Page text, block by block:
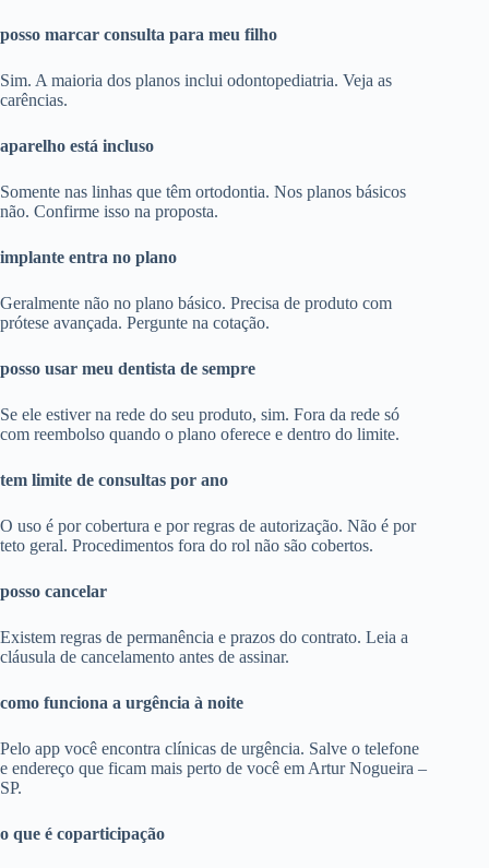
posso marcar consulta para meu filho
Sim. A maioria dos planos inclui odontopediatria. Veja as
carências.
aparelho está incluso
Somente nas linhas que têm ortodontia. Nos planos básicos
não. Confirme isso na proposta.
implante entra no plano
Geralmente não no plano básico. Precisa de produto com
prótese avançada. Pergunte na cotação.
posso usar meu dentista de sempre
Se ele estiver na rede do seu produto, sim. Fora da rede só
com reembolso quando o plano oferece e dentro do limite.
tem limite de consultas por ano
O uso é por cobertura e por regras de autorização. Não é por
teto geral. Procedimentos fora do rol não são cobertos.
posso cancelar
Existem regras de permanência e prazos do contrato. Leia a
cláusula de cancelamento antes de assinar.
como funciona a urgência à noite
Pelo app você encontra clínicas de urgência. Salve o telefone
e endereço que ficam mais perto de você em Artur Nogueira –
SP.
o que é coparticipação